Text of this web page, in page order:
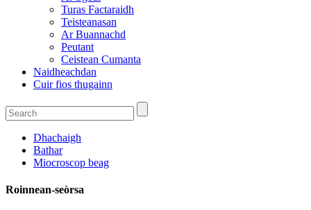
Turas Factaraidh
Teisteanasan
Ar Buannachd
Peutant
Ceistean Cumanta
Naidheachdan
Cuir fios thugainn
Dhachaigh
Bathar
Miocroscop beag
Roinnean-seòrsa